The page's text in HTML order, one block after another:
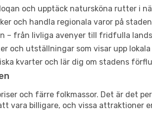
och upptäck natursköna rutter i
och handla regionala varor på
– från livliga avenyer till fridfulla
och utställningar som visar upp
kvarter och lär dig om stadens
och färre folkmassor. Det är det
vara billigare, och vissa attraktioner